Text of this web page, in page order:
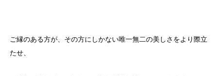
ご縁のある方が、その方にしかない唯一無二の美しさをより際立
たせ、